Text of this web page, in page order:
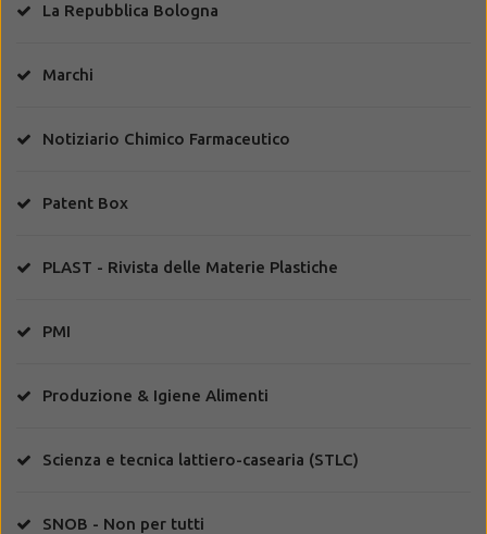
La Repubblica Bologna
Marchi
Notiziario Chimico Farmaceutico
Patent Box
PLAST - Rivista delle Materie Plastiche
PMI
Produzione & Igiene Alimenti
Scienza e tecnica lattiero-casearia (STLC)
SNOB - Non per tutti